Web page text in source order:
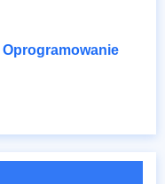
Oprogramowanie